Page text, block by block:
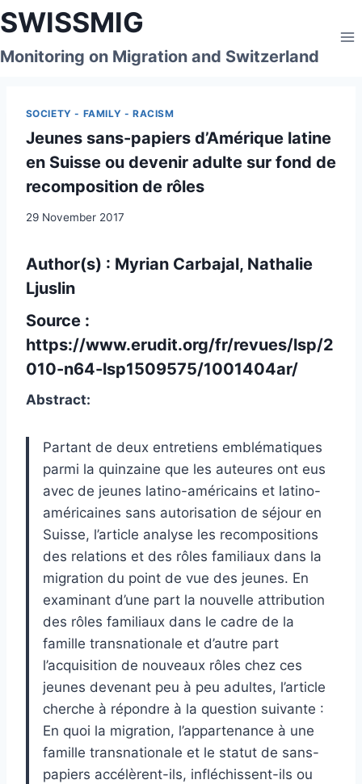
Skip
to
content
SWISSMIG
Monitoring on Migration and Switzerland
SOCIETY - FAMILY - RACISM
Jeunes sans-papiers d’Amérique latine
en Suisse ou devenir adulte sur fond de
recomposition de rôles
29 November 2017
Author(s) : Myrian Carbajal, Nathalie
Ljuslin
Source :
https://www.erudit.org/fr/revues/lsp/2
010-n64-lsp1509575/1001404ar/
Abstract:
Partant de deux entretiens emblématiques
parmi la quinzaine que les auteures ont eus
avec de jeunes latino-américains et latino-
américaines sans autorisation de séjour en
Suisse, l’article analyse les recompositions
des relations et des rôles familiaux dans la
migration du point de vue des jeunes. En
examinant d’une part la nouvelle attribution
des rôles familiaux dans le cadre de la
famille transnationale et d’autre part
l’acquisition de nouveaux rôles chez ces
jeunes devenant peu à peu adultes, l’article
cherche à répondre à la question suivante :
En quoi la migration, l’appartenance à une
famille transnationale et le statut de sans-
papiers accélèrent-ils, infléchissent-ils ou